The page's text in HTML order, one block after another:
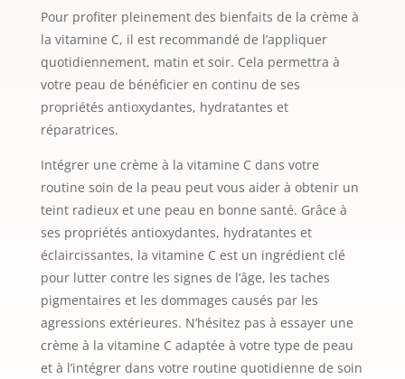
Pour profiter pleinement des bienfaits de la crème à
la vitamine C, il est recommandé de l’appliquer
quotidiennement, matin et soir. Cela permettra à
votre peau de bénéficier en continu de ses
propriétés antioxydantes, hydratantes et
réparatrices.
Intégrer une crème à la vitamine C dans votre
routine soin de la peau peut vous aider à obtenir un
teint radieux et une peau en bonne santé. Grâce à
ses propriétés antioxydantes, hydratantes et
éclaircissantes, la vitamine C est un ingrédient clé
pour lutter contre les signes de l’âge, les taches
pigmentaires et les dommages causés par les
agressions extérieures. N’hésitez pas à essayer une
crème à la vitamine C adaptée à votre type de peau
et à l’intégrer dans votre routine quotidienne de soin